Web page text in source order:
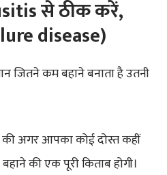
से ठीक करें,
disease)
जितने कम बहाने बनाता है उतनी
अगर आपका कोई दोस्त कहीं
की एक पूरी किताब होगी।